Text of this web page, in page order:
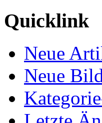
Quicklink
Neue
Neue